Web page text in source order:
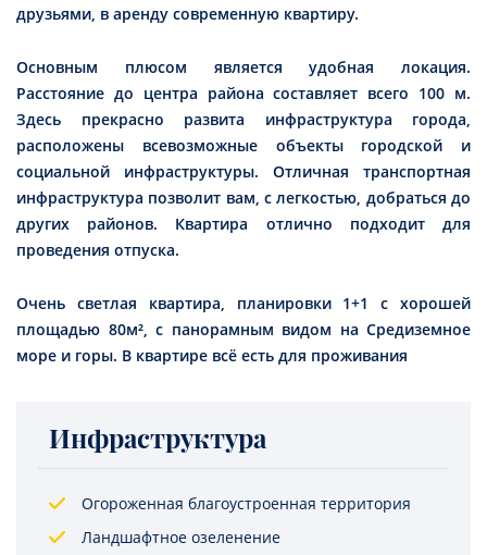
друзьями, в аренду современную квартиру.
Основным плюсом является удобная локация.
Расстояние до центра района составляет всего 100 м.
Здесь прекрасно развита инфраструктура города,
расположены всевозможные объекты городской и
социальной инфраструктуры. Отличная транспортная
инфраструктура позволит вам, с легкостью, добраться до
других районов. Квартира отлично подходит для
проведения отпуска.
Очень светлая квартира, планировки 1+1 с хорошей
площадью 80м², с панорамным видом на Средиземное
море и горы. В квартире всё есть для проживания
Инфраструктура
Огороженная благоустроенная территория
Ландшафтное озеленение